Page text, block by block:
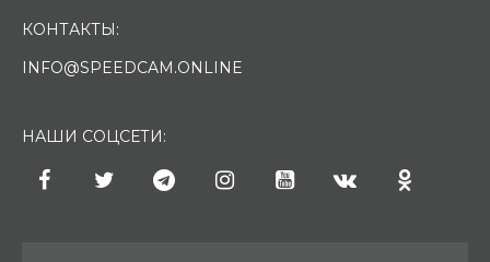
КОНТАКТЫ:
INFO@SPEEDCAM.ONLINE
НАШИ СОЦСЕТИ: